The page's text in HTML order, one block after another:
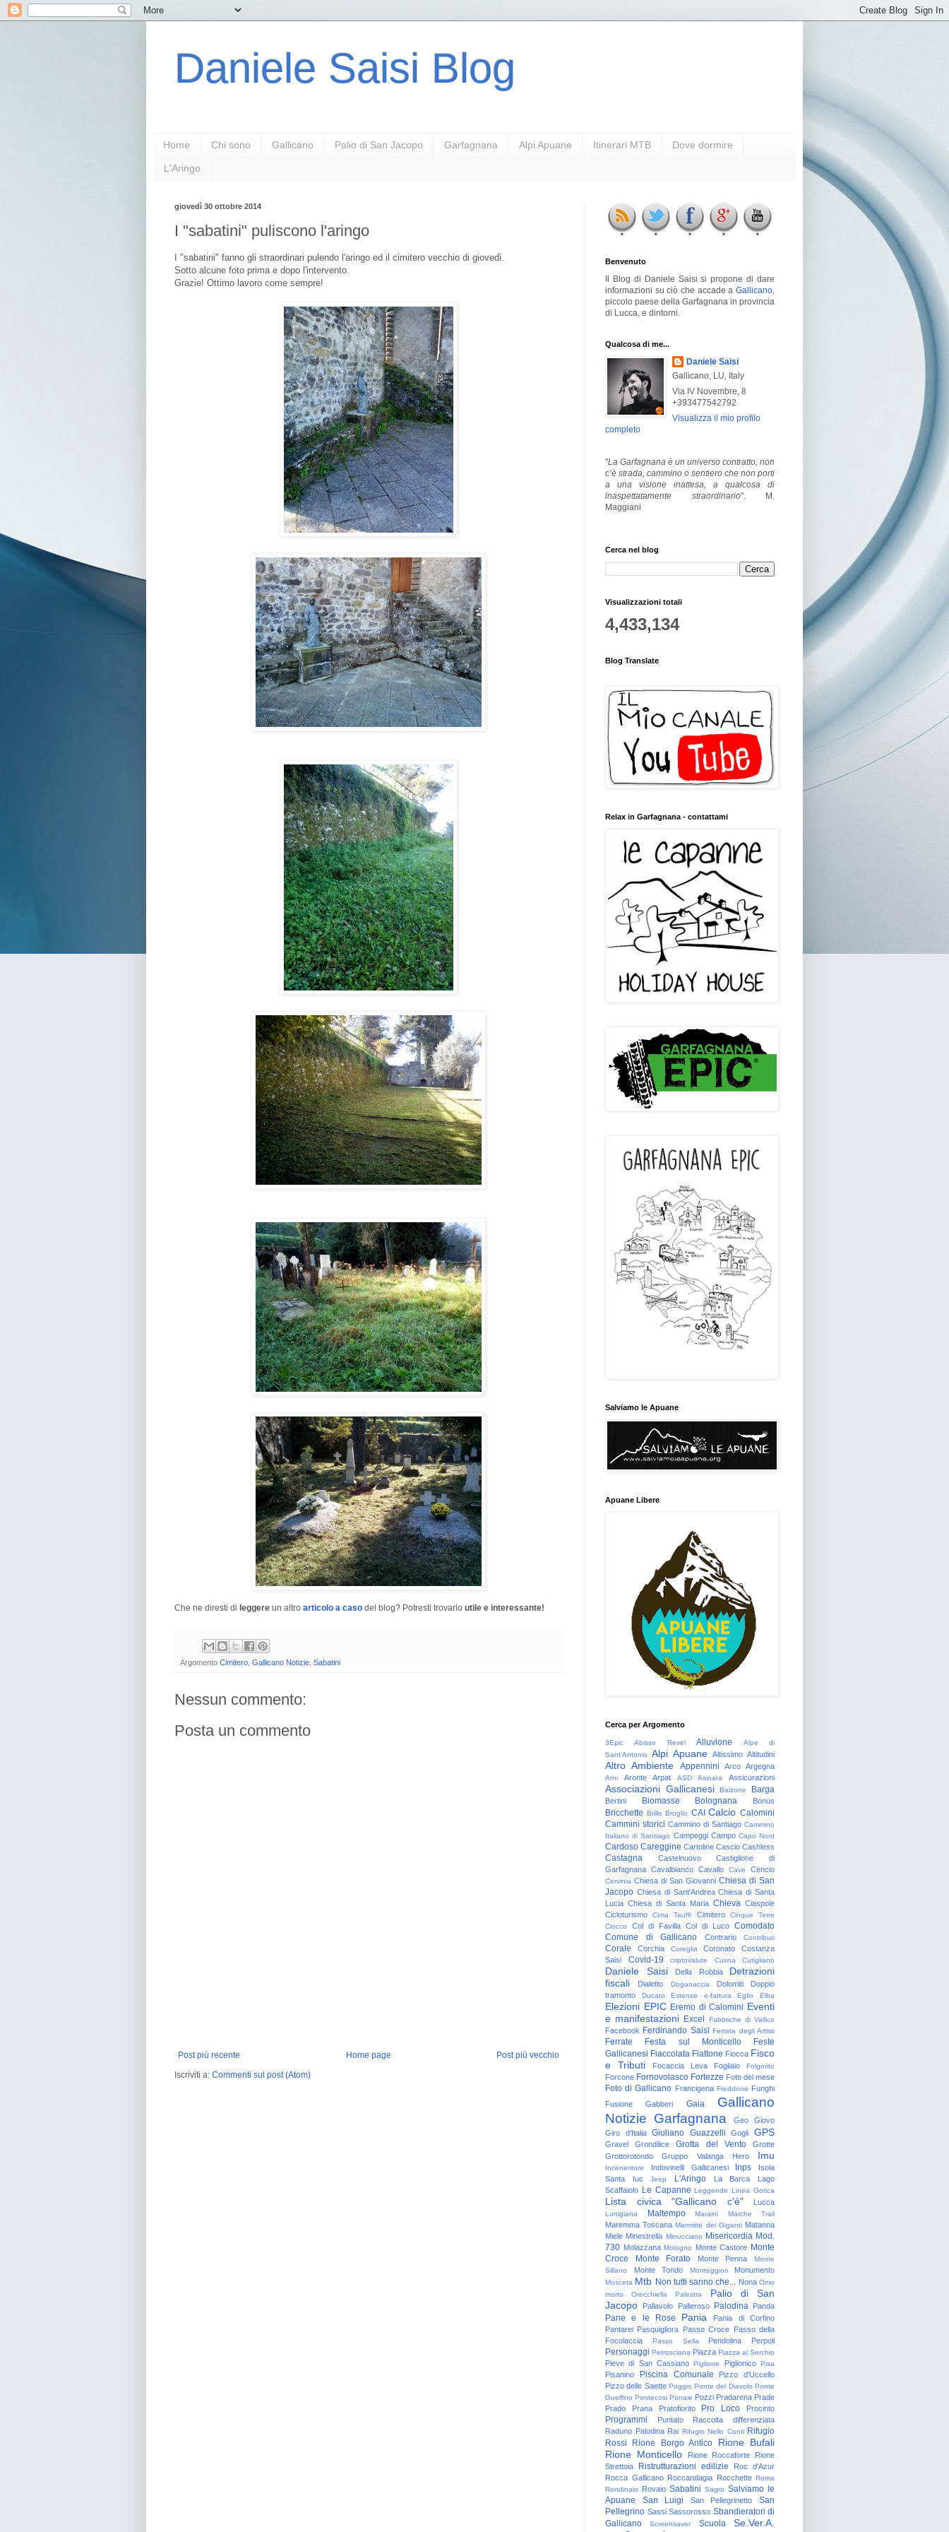
Daniele Saisi Blog
Home Chi sono Gallicano Palio di San Jacopo Garfagnana Alpi Apuane Itinerari MTB Dove dormire
L'Aringo
giovedì 30 ottobre 2014
I "sabatini" puliscono l'aringo
I "sabatini" fanno gli straordinari pulendo l'aringo ed il cimitero vecchio di giovedì.
Sotto alcune foto prima e dopo l'intervento.
Grazie! Ottimo lavoro come sempre!
Che ne diresti di leggere un altro articolo a caso del blog? Potresti trovarlo utile e interessante!
Argomento Cimitero Gallicano Notizie Sabatini
Nessun commento:
Posta un commento
Post più recente Post più vecchio
Home page
Iscriviti a: Commenti sul post (Atom)
Benvenuto
Il Blog di Daniele Saisi si propone di dare
informazioni su ciò che accade a Gallicano
piccolo paese della Garfagnana in provincia
di Lucca, e dintorni.
Qualcosa di me...
Daniele Saisi
Gallicano, LU, Italy
Via IV Novembre, 8
+393477542792
Visualizza il mio profilo
completo
"La Garfagnana è un universo contratto, non
c’è strada, cammino o sentiero che non porti
a una visione inattesa, a qualcosa di
inaspettatamente straordinario". M.
Maggiani
Cerca nel blog
Visualizzazioni totali
4,433,134
Blog Translate
Relax in Garfagnana - contattami
Salviamo le Apuane
Apuane Libere
Cerca per Argomento
3Epic Abisso Revel Alluvione
Alpe di
Sant'Antonio
Alpi Apuane Altissimo Altitudini
Altro Ambiente Appennini Arco Argegna
Arni Aronte Arpat ASD Asinara Assicurazioni
Associazioni Gallicanesi Balzone Barga
Bertini Biomasse Bolognana Bonus
Bricchette Brillo Broglio CAI Calcio Calomini
Cammini storici Cammino di Santiago Cammino
Italiano di Santiago Campeggi Campo Capo Nord
Cardoso Careggine Cartoline Cascio Cashless
Castagna Castelnuovo
Castiglione di
Garfagnana Cavalbianco Cavallo Cave Cencio
Cervinia Chiesa di San Giovanni Chiesa di San
Jacopo Chiesa di Sant'Andrea Chiesa di Santa
Lucia Chiesa di Santa Maria Chieva Ciaspole
Cicloturismo
Cima Tauffi Cimitero
Cinque Terre
Ciocco
Col di Favilla Col di Luco Comodato
Comune di Gallicano
Contrario Contributi
Corale Corchia Coreglia Coronato
Costanza
Saisi
Covid-19 criptovalute Cusna Cutigliano
Daniele Saisi Della Robbia
Detrazioni
fiscali
Dialetto Doganaccia Dolomiti
Doppio
tramonto
Ducato Estense e-fattura Eglio Elba
Elezioni EPIC Eremo di Calomini Eventi
e manifestazioni Excel Fabbriche di Vallico
Facebook Ferdinando Saisi Ferrata degli Artisti
Ferrate Festa sul Monticello
Feste
Gallicanesi Fiaccolata Fiattone Fiocca Fisco
e Tributi
Focaccia Leva Fogliaio Folgorito
Forcone Fornovolasco Fortezze Foto del mese
Foto di Gallicano Francigena Freddone Funghi
Fusione
Gabberi Gaia
Gallicano
Notizie Garfagnana Geo
Giovo
Giro d'Italia
Giuliano Guazzelli Gogli GPS
Gravel Grondilice Grotta del Vento
Grotte
Grottorotondo
Gruppo Valanga Hero Imu
Inceneritore Indovinelli Gallicanesi Inps
Isola
Santa
Iuc Jeep L'Aringo La Barca
Lago
Scaffaiolo Le Capanne Leggende Linea Gotica
Lista civica "Gallicano c'è" Lucca
Lunigiana Maltempo Maraini Marche Trail
Maremma Toscana Marmitte dei Giganti Matanna
Miele Minestrella Minucciano Misericordia Mod.
730 Molazzana Mologno Monte Castore Monte
Croce
Monte Forato Monte Penna
Monte
Sillano
Monte Tondo Monteggiori Monumento
Mosceta Mtb Non tutti sanno che... Nona Omo
morto
Orecchiella Palestra
Palio di San
Jacopo
Pallavolo Palleroso Palodina Panda
Pane e le Rose Pania
Pania di Corfino
Pantarei Pasquigliora Passo Croce Passo della
Focolaccia
Passo Sella Pendolina Perpoli
Personaggi Petrosciana Piazza Piazza al Serchio
Pieve di San Cassiano Piglione Piglionico Pisa
Pisanino Piscina Comunale
Pizzo d'Uccello
Pizzo delle Saette Poggio Ponte del Diavolo Ponte
Guelfino Pontecosi Porraie Pozzi Pradarena Prade
Prado
Prana Pratofiorito Pro Loco Procinto
Programmi Puntato
Raccolta differenziata
Raduno Palodina Rai Rifugio Nello Conti Rifugio
Rossi
Rione Borgo Antico
Rione Bufali
Rione Monticello
Rione Roccaforte
Rione
Strettoia
Ristrutturazioni edilizie
Roc d'Azur
Rocca Gallicano Roccandagia Rocchette Roma
Rondinaio
Rovaio Sabatini Sagro Salviamo le
Apuane
San Luigi San Pellegrinetto
San
Pellegrino Sassi Sassorosso Sbandieratori di
Gallicano
Screensaver Scuola Se.Ver.A.